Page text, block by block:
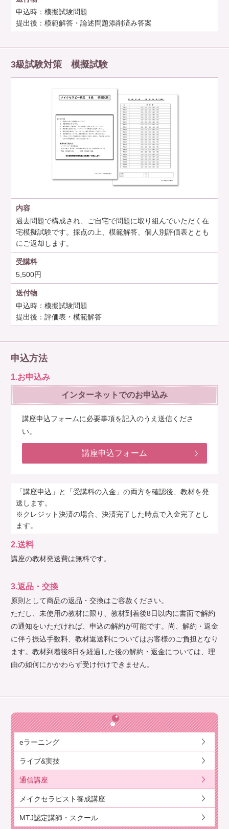
申込時：模擬試験問題
提出後：模範解答・論述問題添削済み答案
3級試験対策 模擬試験
内容
過去問題で構成され、ご自宅で問題に取り組んでいただく在
宅模擬試験です。採点の上、模範解答、個人別評価表ととも
にご返却します。
受講料
5,500円
送付物
申込時：模擬試験問題
提出後：評価表・模範解答
申込方法
1.お申込み
インターネットでのお申込み
講座申込フォームに必要事項を記入のうえ送信くださ
い。
講座申込フォーム
「講座申込」と「受講料の入金」の両方を確認後、教材を発
送します。
※クレジット決済の場合、決済完了した時点で入金完了とし
ます。
2.送料
講座の教材発送費は無料です。
3.返品・交換
原則として商品の返品・交換はご容赦ください。
ただし、未使用の教材に限り、教材到着後8日以内に書面で解約
の通知をいただければ、申込の解約が可能です。尚、解約・返金
に伴う振込手数料、教材返送料についてはお客様のご負担となり
ます。教材到着後8日を経過した後の解約・返金については、理
由の如何にかかわらず受け付けできません。
eラーニング
ライブ&実技
通信講座
メイクセラピスト養成講座
MTJ認定講師・スクール